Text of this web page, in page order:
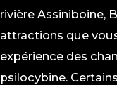
rivière Assiniboine,
attractions que
expérience des
psilocybine.